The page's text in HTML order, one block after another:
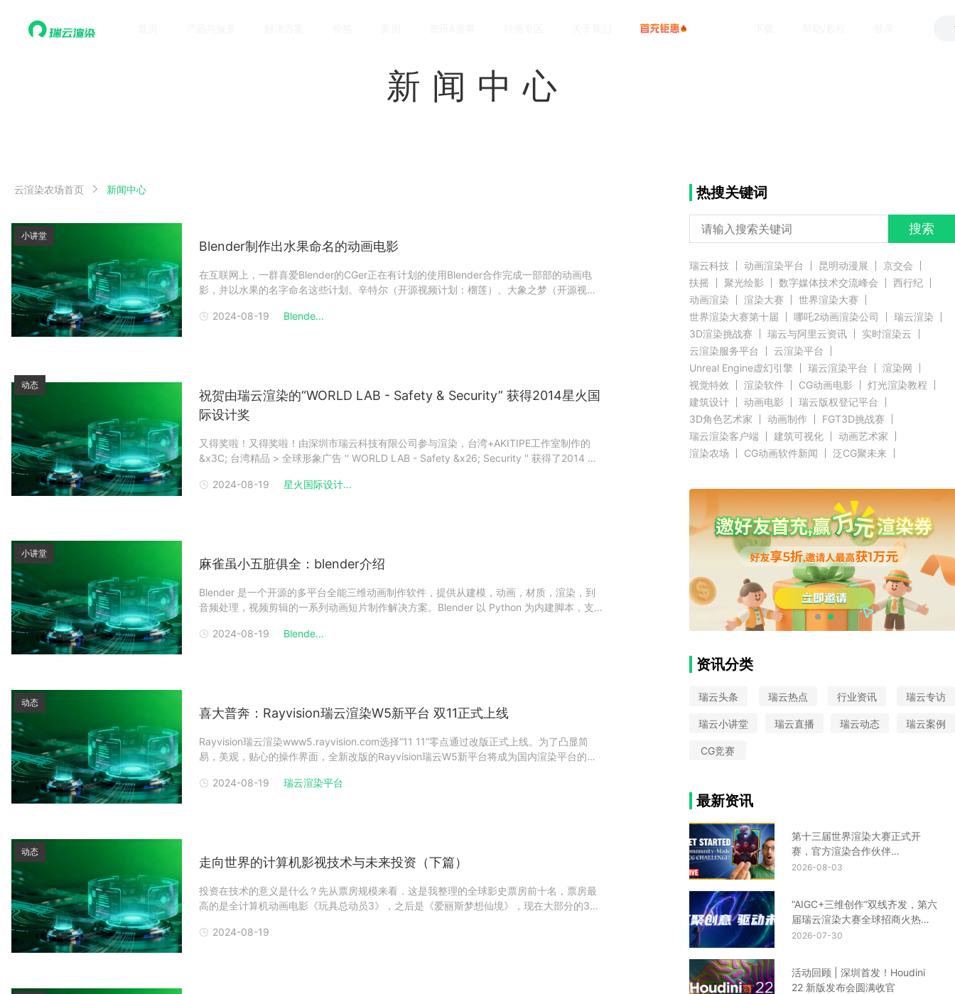
新闻中心
云渲染农场首页 新闻中心
Blender制作出水果命名的动画电影
在互联网上，一群喜爱Blender的CGer正在有计划的使用Blender合作完成一部部的动画电
影，并以水果的名字命名这些计划。辛特尔（开源视频计划：榴莲）、大象之梦（开源视频
使用Blender制作电影的是蜘蛛侠2，在该片制作中用来绘制分镜脚本
2024-08-19 Blende...
小讲堂
祝贺由瑞云渲染的“WORLD LAB - Safety & Security” 获得2014星火国
际设计奖
又得奖啦！又得奖啦！由深圳市瑞云科技有限公司参与渲染，台湾+AKITIPE工作室制作的
&x3C; 台湾精品 > 全球形象广告 '' WORLD LAB - Safety &x26; Security '' 获得了2014 星
2024-08-19
星火国际设计...
动态
麻雀虽小五脏俱全：blender介绍
Blender 是一个开源的多平台全能三维动画制作软件，提供从建模，动画，材质，渲染，到
音频处理，视频剪辑的一系列动画短片制作解决方案。Blender 以 Python 为内建脚本，支持
风格与布局跟主流三维软件更相似，更容易上手当然，中文版肯定不
2024-08-19 Blende...
小讲堂
喜大普奔：Rayvision瑞云渲染W5新平台 双11正式上线
Rayvision瑞云渲染www5.rayvision.com选择“11 11”零点通过改版正式上线。为了凸显简
易，美观，贴心的操作界面，全新改版的Rayvision瑞云W5新平台将成为国内渲染平台的新
客户的反馈、使用习惯、研发人员的测试等进行全面分析之后进行
2024-08-19 瑞云渲染平台
动态
走向世界的计算机影视技术与未来投资（下篇）
投资在技术的意义是什么？先从票房规模来看．这是我整理的全球影史票房前十名，票房最
高的是全计算机动画电影《玩具总动员3》，之后是《爱丽斯梦想仙境》，现在大部分的3D
子的统计，每个圆圈中间就是投资金额，外圈是票房，外圈除以内圈就是投资回报率。投资
2024-08-19
动态
热搜关键词
搜索
瑞云科技 动画渲染平台 昆明动漫展
京交会
扶摇
聚光绘影 数字媒体技术交流峰会
西行纪
动画渲染
渲染大赛
世界渲染大赛
世界渲染大赛第十届
哪吒2动画渲染公司
瑞云渲染
3D渲染挑战赛
瑞云与阿里云资讯
实时渲染云
云渲染服务平台
云渲染平台
Unreal Engine虚幻引擎
瑞云渲染平台
渲染网
视觉特效
渲染软件 CG动画电影
灯光渲染教程
建筑设计
动画电影
瑞云版权登记平台
3D角色艺术家
动画制作
FGT3D挑战赛
瑞云渲染客户端
建筑可视化
动画艺术家
渲染农场
CG动画软件新闻
泛CG聚未来
RenderMan新闻
渲染客户端快讯
C4D新闻
Autodesk新闻
好莱坞影视云渲染
奥斯卡渲染资讯
Renderbus新闻
CG渲染新闻
Siggraph新闻
Blender新闻
GPU渲染 CPU渲染
Redshift新闻
3ds Max新闻
瑞云科技 瑞云大事件
原力动画
效果图设计大赛
效果图大赛
效果图客户端
瑞云 ZBrush新闻
Cinema 4D资讯
V-Ray新闻
渲染插件 Maya新闻
教育优惠
北京电影学院 全局照明
无偏差渲染
Python
CIS设计
金鸡百花奖
资讯分类
瑞云头条 瑞云热点 行业资讯 瑞云专访
瑞云小讲堂 瑞云直播 瑞云动态 瑞云案例
CG竞赛
最新资讯
第十三届世界渲染大赛正式开
赛，官方渲染合作伙伴
Renderbus瑞云渲染助您渲力全
2026-08-03
“AIGC+三维创作”双线齐发，第六
届瑞云渲染大赛全球招商火热进
行中！
2026-07-30
活动回顾 | 深圳首发！Houdini
22 新版发布会圆满收官